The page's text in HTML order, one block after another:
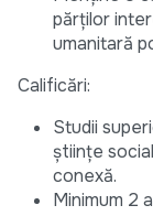
părților
umanitară
Calificări:
Studii
științe
conexă.
Minimum 2